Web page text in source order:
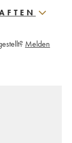
Melden